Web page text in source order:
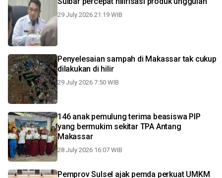
29 July 2026 21:19 WIB
Penyelesaian sampah di Makassar tak cukup
dilakukan di hilir
29 July 2026 7:50 WIB
146 anak pemulung terima beasiswa PIP
yang bermukim sekitar TPA Antang
Makassar
28 July 2026 16:07 WIB
Pemprov Sulsel ajak pemda perkuat UMKM